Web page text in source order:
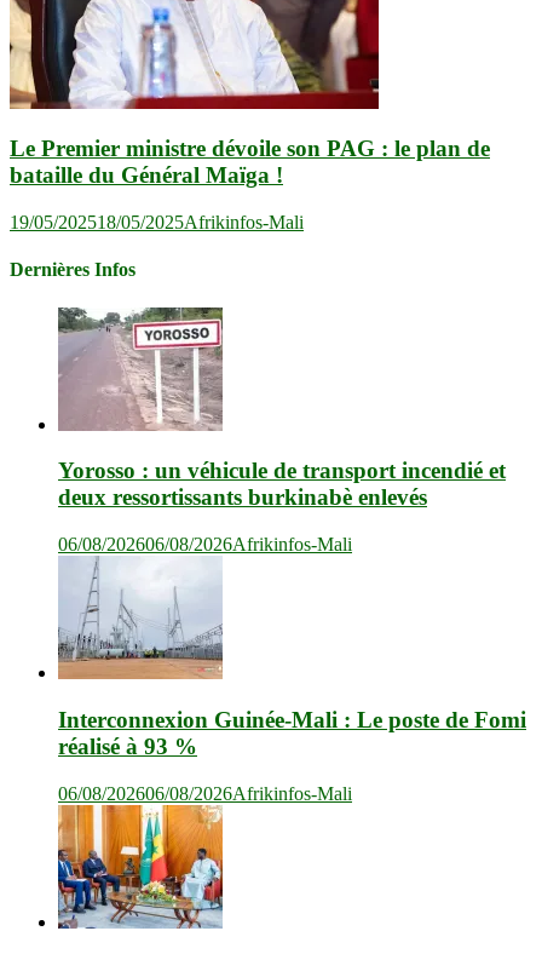
Le Premier ministre dévoile son PAG : le plan de
bataille du Général Maïga !
19/05/202518/05/2025Afrikinfos-Mali
Dernières Infos
Yorosso : un véhicule de transport incendié et
deux ressortissants burkinabè enlevés
06/08/202606/08/2026Afrikinfos-Mali
Interconnexion Guinée-Mali : Le poste de Fomi
réalisé à 93 %
06/08/202606/08/2026Afrikinfos-Mali